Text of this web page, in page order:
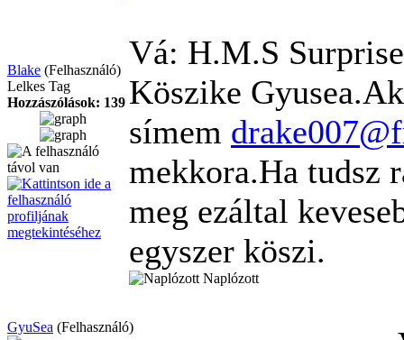
Blake (Felhasználó)
Lelkes Tag
Hozzászólások: 139
Vá: H.M.S
Köszike
símem
mekkora.Ha tudsz
meg ezáltal
egyszer köszi.
Naplózott
GyuSea (Felhasználó)